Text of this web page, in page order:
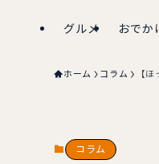
グルメ おでか
ホーム コラム 【
コラム